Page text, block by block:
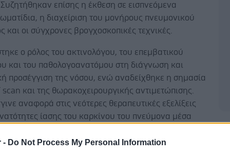
- Do Not Process My Personal Information
επίσης η έκθεση σε εισπνεόμενα
η διαχείριση του μονήρους πνευμονικού
και οι σύγχρονες βρογχοσκοπικές τεχνικές.
ο ρόλος του ακτινολόγου, του επεμβατικού
και του παθολογοανατόμου στη διάγνωση και
προσέγγιση της νόσου, ενώ αναδείχθηκε η σημασία
scan και της θωρακοχειρουργικής αντιμετώπισης.
αναφορά στις νεότερες θεραπευτικές εξελίξεις
ίασης του καρκίνου του πνεύμονα μέσα
ασθενή αναδείχθηκαν η ανθρώπινη